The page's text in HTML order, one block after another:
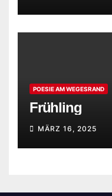
POESIE AM WEGESRAND
Frühling
MÄRZ 16, 2025